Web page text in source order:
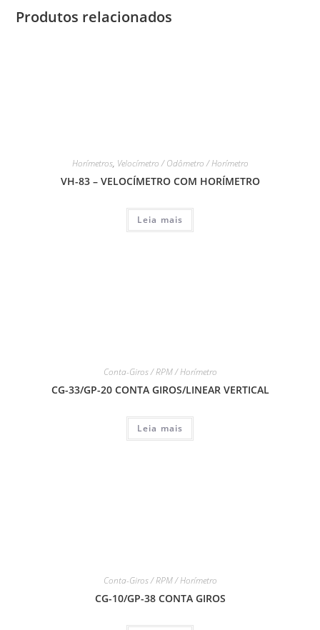
Produtos relacionados
Horímetros, Velocímetro / Odômetro / Horímetro
VH-83 – VELOCÍMETRO COM HORÍMETRO
Leia mais
Conta-Giros / RPM / Horímetro
CG-33/GP-20 CONTA GIROS/LINEAR VERTICAL
Leia mais
Conta-Giros / RPM / Horímetro
CG-10/GP-38 CONTA GIROS